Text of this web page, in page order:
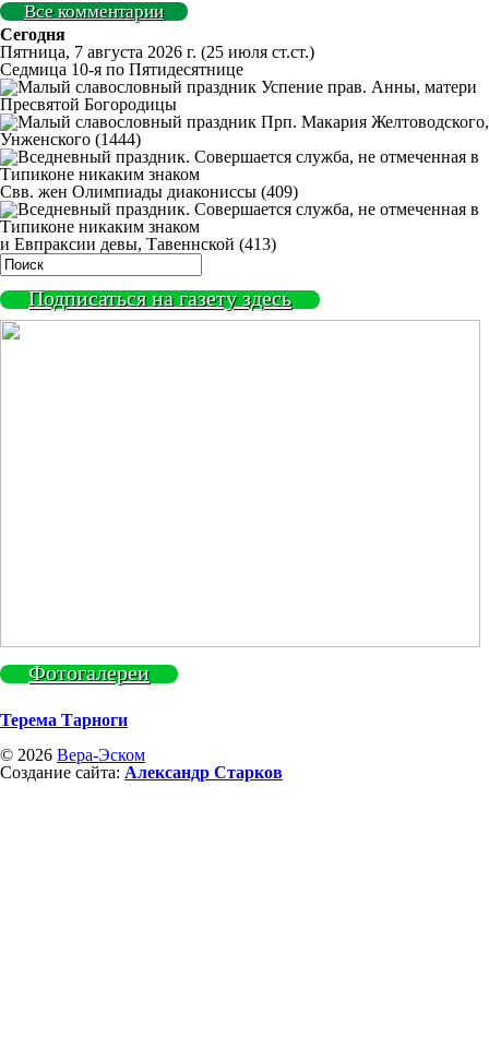
Все комментарии
Сегодня
Пятница, 7 августа 2026 г. (25 июля ст.ст.)
Седмица 10-я по Пятидесятнице
Успение прав. Анны, матери
Пресвятой Богородицы
Прп. Макария Желтоводского,
Унженского (1444)
Свв. жен Олимпиады диакониссы (409)
и Евпраксии девы, Тавеннской (413)
Подписаться на газету здесь
Фотогалереи
Терема Тарноги
© 2026 Вера-Эском
Создание сайта: Александр Старков